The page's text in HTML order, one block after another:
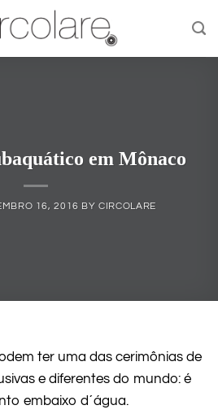
em Mônaco
16, 2016 BYCIRCOLARE
ter uma das cerimônias de
e diferentes do mundo: é
embaixo d´água.